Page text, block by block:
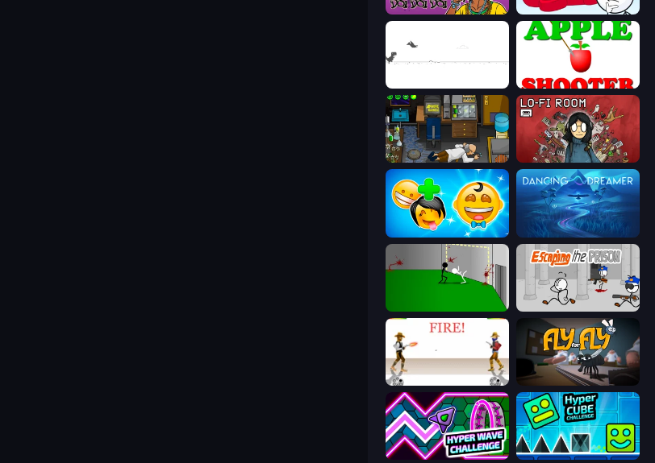
67 Doi Doi Infiltrating the Airship
Apple Shooter
Foreign Creature Lofi Room
Smileys: Family Tree emoji Dancing Dreamer
Escaping the Prison
Gunblood Fly for Fly
Hyper Wave Challenge Hyper Cube Challenge